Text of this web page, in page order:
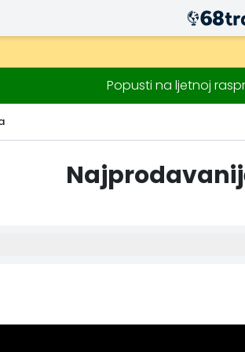
Popusti na ljetnoj